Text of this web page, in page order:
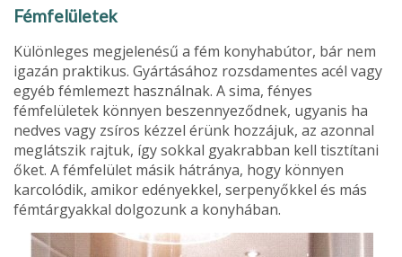
Fémfelületek
Különleges megjelenésű a fém konyhabútor, bár nem
igazán praktikus. Gyártásához rozs­damentes acél vagy
egyéb fémlemezt hasz­nálnak. A sima, fényes
fémfelületek könnyen beszennyeződnek, ugyanis ha
nedves vagy zsíros kézzel érünk hozzájuk, az azonnal
meglátszik rajtuk, így sokkal gyakrabban kell tisztítani
őket. A fémfelület másik hátránya, hogy könnyen
karcolódik, amikor edények­kel, serpenyőkkel és más
fémtárgyakkal dol­gozunk a konyhában.